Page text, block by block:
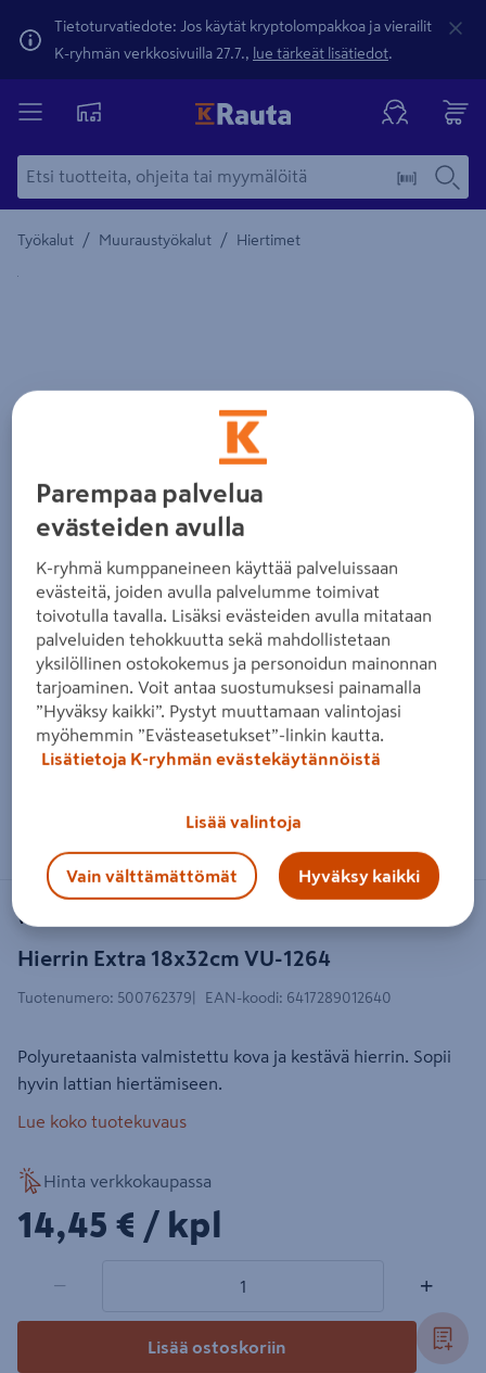
Tietoturvatiedote: Jos käytät kryptolompakkoa ja vierailit
K-ryhmän verkkosivuilla 27.7., lue tärkeät lisätiedot.
Työkalut / Muuraustyökalut / Hiertimet
Yksityiskohtainen kuvaus löytyy Tuotteen kuvaus -
Zoomaa kuvaa sormilla kosketusnäytöllä
Hierrin Extra 18x32cm VU-1264
VUORIO
Tuotenumero: 500762379 EAN-koodi: 6417289012640
Polyuretaanista valmistettu kova ja kestävä hierrin. Sopii
hyvin lattian hiertämiseen.
Lue koko tuotekuvaus
Hinta verkkokaupassa
14,45€/kpl
14,45 € / kpl
− +
Lisää ostoskoriin
Parempaa palvelua
evästeiden avulla
K-ryhmä kumppaneineen käyttää palveluissaan
evästeitä, joiden avulla palvelumme toimivat
toivotulla tavalla. Lisäksi evästeiden avulla mitataan
palveluiden tehokkuutta sekä mahdollistetaan
yksilöllinen ostokokemus ja personoidun mainonnan
tarjoaminen. Voit antaa suostumuksesi painamalla
”Hyväksy kaikki”. Pystyt muuttamaan valintojasi
myöhemmin ”Evästeasetukset”-linkin kautta.
Lisätietoja K-ryhmän evästekäytännöistä
Lisää valintoja
Vain välttämättömät Hyväksy kaikki